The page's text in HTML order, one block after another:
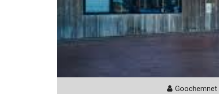
Goochemnet